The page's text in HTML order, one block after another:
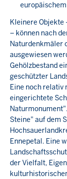
Kleinere Objekte
– können nach
Naturdenkmäler
ausgewiesen
Gehölzbestand
geschützter
Eine noch relativ
eingerichtete
Steine" auf dem
Ennepetal. Eine
der Vielfalt,